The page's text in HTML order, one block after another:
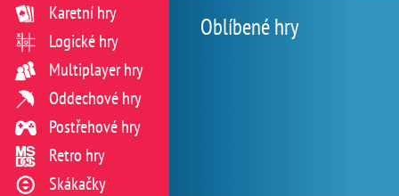
Oblíbené hry
Karetní hry
Logické hry
Multiplayer hry
Oddechové hry
Postřehové hry
Retro hry
Skákačky